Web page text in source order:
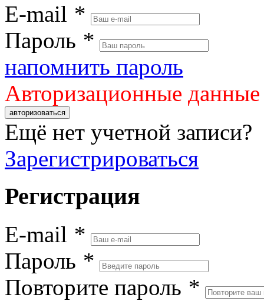
E-mail *
Пароль *
напомнить пароль
Авторизационные
авторизоваться
Ещё нет учетной записи?
Зарегистрироваться
Регистрация
E-mail *
Пароль *
Повторите пароль *